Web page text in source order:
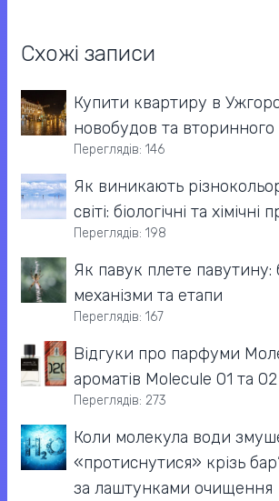
Схожі записи
Купити квартиру в
новобудов та
Переглядів: 146
Як виникають
світі: біологічні та хімічні
Переглядів: 198
Як павук плете павутину:
механізми та етапи
Переглядів: 167
Відгуки про парфуми
ароматів Molecule 01 та 02
Переглядів: 273
Коли молекула води
«протиснутися» крізь
за лаштунками очищення